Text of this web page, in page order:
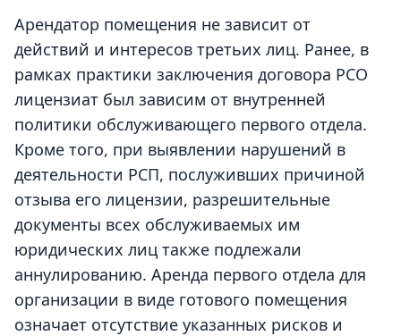
Арендатор помещения не зависит от
действий и интересов третьих лиц. Ранее, в
рамках практики заключения договора РСО
лицензиат был зависим от внутренней
политики обслуживающего первого отдела.
Кроме того, при выявлении нарушений в
деятельности РСП, послуживших причиной
отзыва его лицензии, разрешительные
документы всех обслуживаемых им
юридических лиц также подлежали
аннулированию. Аренда первого отдела для
организации в виде готового помещения
означает отсутствие указанных рисков и